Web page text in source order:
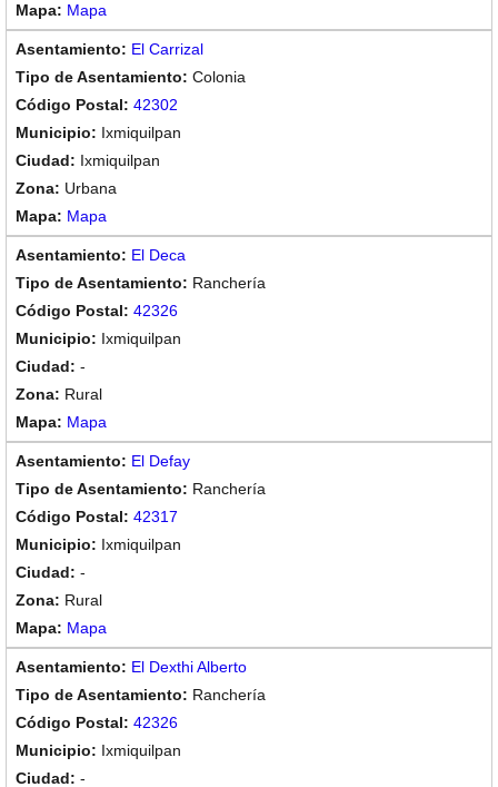
Mapa
El Carrizal
Colonia
42302
Ixmiquilpan
Ixmiquilpan
Urbana
Mapa
El Deca
Ranchería
42326
Ixmiquilpan
-
Rural
Mapa
El Defay
Ranchería
42317
Ixmiquilpan
-
Rural
Mapa
El Dexthi Alberto
Ranchería
42326
Ixmiquilpan
-